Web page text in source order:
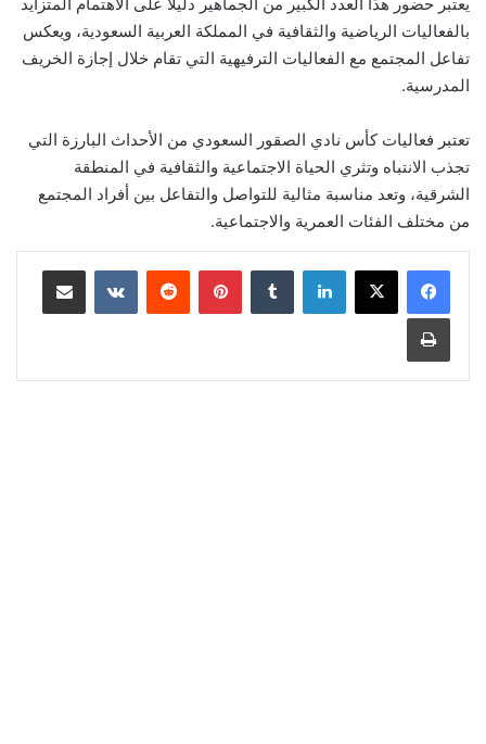
بالفعاليات الرياضية والثقافية في المملكة العربية السعودية، ويعكس
تفاعل المجتمع مع الفعاليات الترفيهية التي تقام خلال إجازة الخريف
المدرسية.
تعتبر فعاليات كأس نادي الصقور السعودي من الأحداث البارزة التي
تجذب الانتباه وتثري الحياة الاجتماعية والثقافية في المنطقة
الشرقية، وتعد مناسبة مثالية للتواصل والتفاعل بين أفراد المجتمع
من مختلف الفئات العمرية والاجتماعية.
لينكدإن بينتيريست